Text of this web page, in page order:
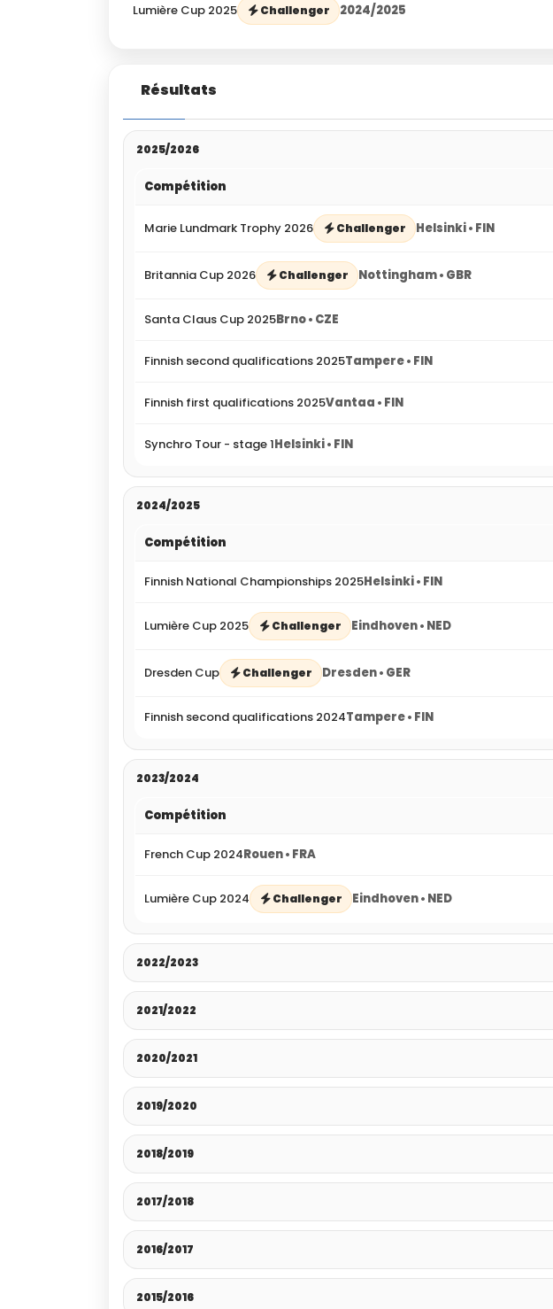
Lumière Cup 2025 Challenger 2024/2025
Résultats
2025/2026
Compétition
Marie Lundmark Trophy 2026 Challenger Helsinki • FIN
Britannia Cup 2026 Challenger Nottingham • GBR
Santa Claus Cup 2025Brno • CZE
Finnish second qualifications 2025Tampere • FIN
Finnish first qualifications 2025Vantaa • FIN
Synchro Tour - stage 1Helsinki • FIN
2024/2025
Compétition
Finnish National Championships 2025Helsinki • FIN
Lumière Cup 2025 Challenger Eindhoven • NED
Dresden Cup Challenger Dresden • GER
Finnish second qualifications 2024Tampere • FIN
2023/2024
Compétition
French Cup 2024Rouen • FRA
Lumière Cup 2024 Challenger Eindhoven • NED
2022/2023
2021/2022
2020/2021
2019/2020
2018/2019
2017/2018
2016/2017
2015/2016